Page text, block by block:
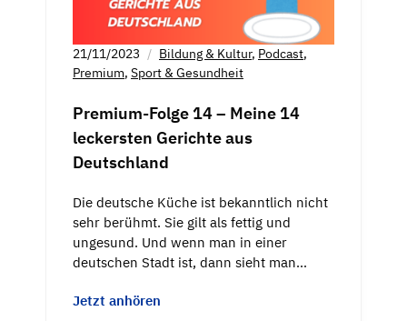
21/11/2023 Bildung & Kultur, Podcast,
Premium, Sport & Gesundheit
Premium-Folge 14 – Meine 14
leckersten Gerichte aus
Deutschland
Die deutsche Küche ist bekanntlich nicht
sehr berühmt. Sie gilt als fettig und
ungesund. Und wenn man in einer
deutschen Stadt ist, dann sieht man…
Jetzt anhören